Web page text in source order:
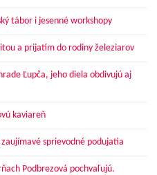
tábor i jesenné workshopy
a prijatím do rodiny železiarov
Ľupča, jeho diela obdivujú aj
kaviareň
sprievodné podujatia
Podbrezová pochvaľujú.